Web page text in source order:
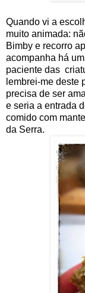
Quando vi a
muito animada:
Bimby e recorro
acompanha há
paciente das
lembrei-me deste
precisa de ser
e seria a entrada
comido com
da Serra.